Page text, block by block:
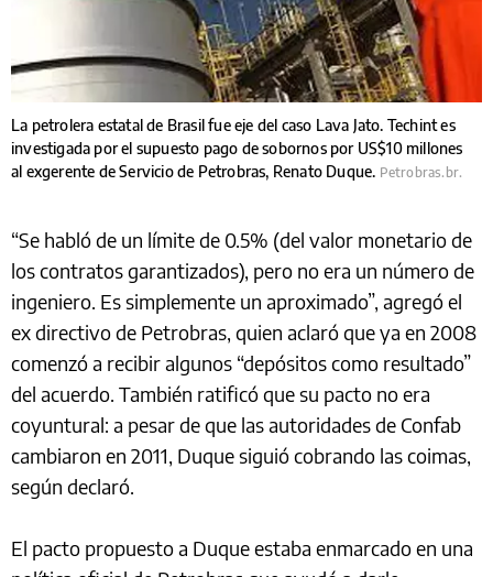
La petrolera estatal de Brasil fue eje del caso Lava Jato. Techint es
investigada por el supuesto pago de sobornos por US$10 millones
al exgerente de Servicio de Petrobras, Renato Duque. Petrobras.br.
“Se habló de un límite de 0.5% (del valor monetario de
los contratos garantizados), pero no era un número de
ingeniero. Es simplemente un aproximado”, agregó el
ex directivo de Petrobras, quien aclaró que ya en 2008
comenzó a recibir algunos “depósitos como resultado”
del acuerdo. También ratificó que su pacto no era
coyuntural: a pesar de que las autoridades de Confab
cambiaron en 2011, Duque siguió cobrando las coimas,
según declaró.
El pacto propuesto a Duque estaba enmarcado en una